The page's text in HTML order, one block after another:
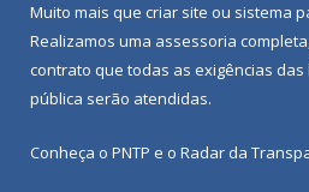
Muito mais que criar site ou sistema
Realizamos uma assessoria
contrato que todas as exigências das
pública serão atendidas.
Conheça o PNTP e o Radar da